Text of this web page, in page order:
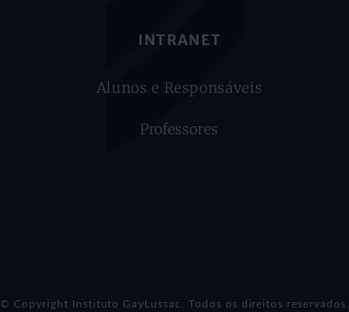
INTRANET
Alunos e Responsáveis
Professores
© Copyright Instituto GayLussac. Todos os direitos reservados.